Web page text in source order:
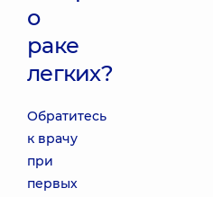
о
раке
легких?
Обратитесь
к врачу
при
первых